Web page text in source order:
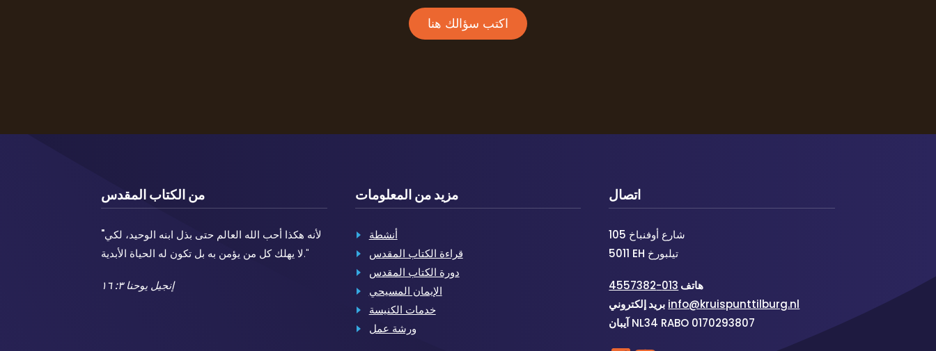
اكتب سؤالك هنا
من الكتاب المقدس
"لأنه هكذا أحب الله العالم حتى بذل ابنه الوحيد، لكي
لا يهلك كل من يؤمن به بل تكون له الحياة الأبدية."
إنجيل يوحنا ٣: ١٦
مزيد من المعلومات
أنشطة
قراءة الكتاب المقدس
دورة الكتاب المقدس
الإيمان المسيحي
خدمات الكنيسة
ورشة عمل
اتصال
شارع أوفنباخ 105
5011 EH تيلبورخ
هاتف 013-4557382
بريد إلكتروني info@kruispunttilburg.nl
آيبانNL34 RABO 0170293807